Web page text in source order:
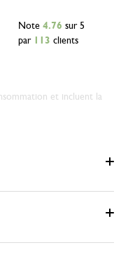
Note 4.76 sur 5
par
113 clients
et incluent la